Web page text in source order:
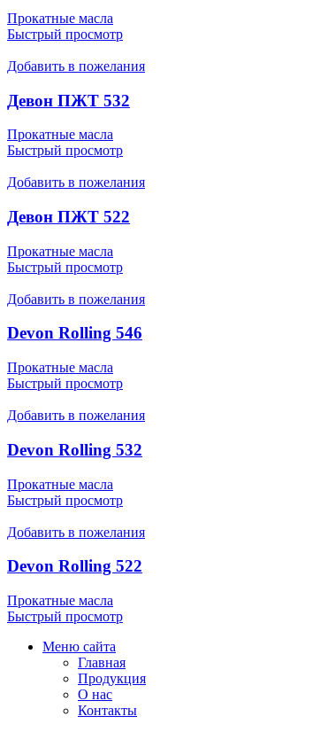
Прокатные масла
Быстрый просмотр
Добавить в пожелания
Девон ПЖТ 532
Прокатные масла
Быстрый просмотр
Добавить в пожелания
Девон ПЖТ 522
Прокатные масла
Быстрый просмотр
Добавить в пожелания
Devon Rolling 546
Прокатные масла
Быстрый просмотр
Добавить в пожелания
Devon Rolling 532
Прокатные масла
Быстрый просмотр
Добавить в пожелания
Devon Rolling 522
Прокатные масла
Быстрый просмотр
Меню сайта
Главная
Продукция
О нас
Контакты